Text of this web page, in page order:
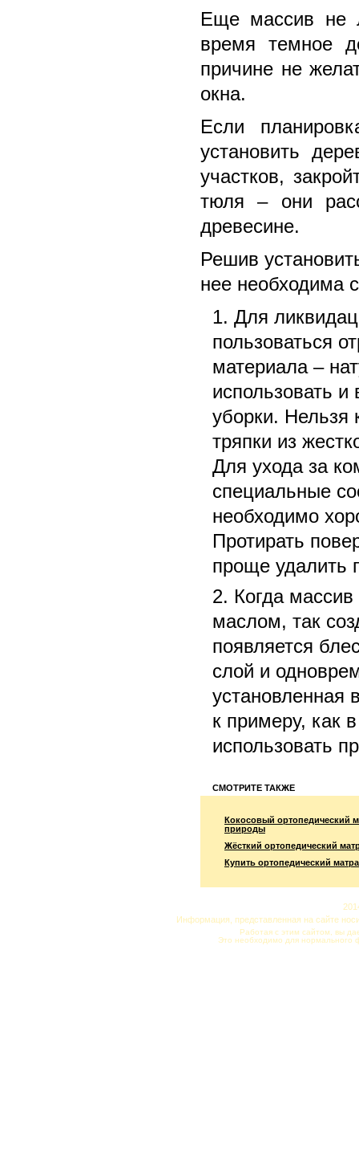
Еще массив не
время темное
причине не
окна.
Если
установить
участков,
тюля – они
древесине.
Решив
нее необходима
Для
пользоваться
материала –
использовать
уборки. Нельзя
тряпки из
Для ухода за
специальные
необходимо
Протирать
проще удалить
Когда
маслом, так
появляется
слой и
установленная
к примеру, как
использовать
СМОТРИТЕ ТАКЖЕ
Кокосовый ортопедический
природы
Жёсткий ортопедический
Купить ортопедический
Информация, представленная на сайте
Работая с этим сайтом, вы
Это необходимо для нормального